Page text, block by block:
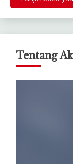
Tentang